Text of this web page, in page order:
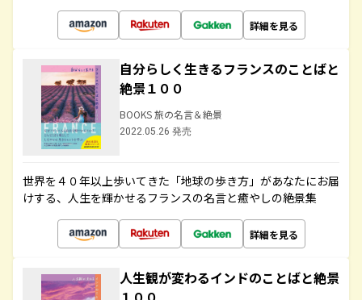
詳細を見る
自分らしく生きるフランスのことばと
絶景１００
BOOKS 旅の名言＆絶景
2022.05.26 発売
世界を４０年以上歩いてきた「地球の歩き方」があなたにお届
けする、人生を輝かせるフランスの名言と癒やしの絶景集
詳細を見る
人生観が変わるインドのことばと絶景